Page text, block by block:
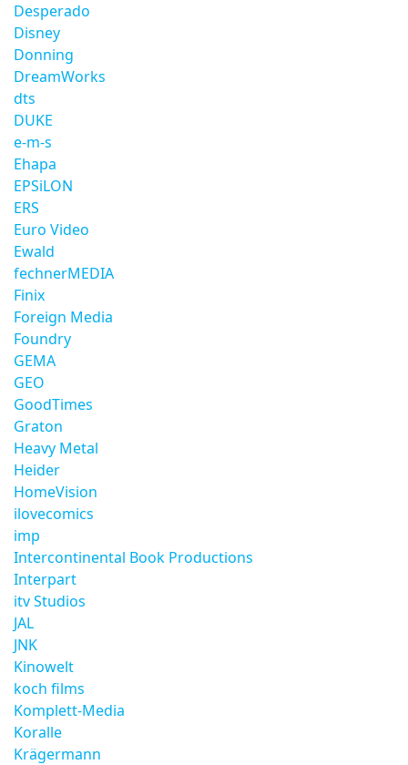
Desperado
Disney
Donning
DreamWorks
dts
DUKE
e-m-s
Ehapa
EPSiLON
ERS
Euro Video
Ewald
fechnerMEDIA
Finix
Foreign Media
Foundry
GEMA
GEO
GoodTimes
Graton
Heavy Metal
Heider
HomeVision
ilovecomics
imp
Intercontinental Book Productions
Interpart
itv Studios
JAL
JNK
Kinowelt
koch films
Komplett-Media
Koralle
Krägermann